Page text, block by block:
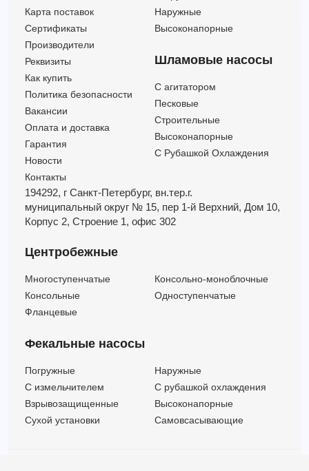
Карта поставок
Сертификаты
Производители
Реквизиты
Как купить
Политика безопасности
Вакансии
Оплата и доставка
Гарантия
Новости
Контакты
Наружные
Высоконапорные
Шламовые насосы
C агитатором
Песковые
Строительные
Высоконапорные
С Рубашкой Охлаждения
194292, г Санкт-Петербург, вн.тер.г.
муниципальный округ № 15, пер 1-й Верхний, Дом 10,
Корпус 2, Строение 1, офис 302
Центробежные
Многоступенчатые
Консольно-моноблочные
Консольные
Одноступенчатые
Фланцевые
Фекальные насосы
Погружные
Наружные
C измельчителем
С рубашкой охлаждения
Взрывозащищенные
Высоконапорные
Сухой установки
Самовсасывающие